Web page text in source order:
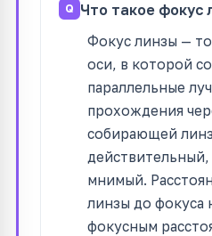
Что такое фокус
Фокус линзы —
оси, в которой
параллельные
прохождения
собирающей
мнимый.
линзы до фокуса
фокусным